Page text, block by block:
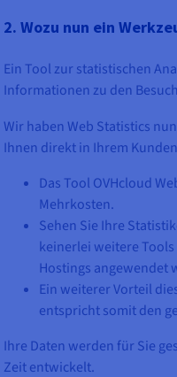
2. Wozu nun ein
Ein Tool zur statistischen
Informationen zu den
Wir haben Web Statistics
Ihnen direkt in Ihrem
Das Tool OVHcloud
Mehrkosten.
Sehen Sie Ihre
keinerlei weitere
Hostings angewendet
Ein weiterer Vorteil
entspricht somit den
Ihre Daten werden für Sie
Zeit entwickelt.